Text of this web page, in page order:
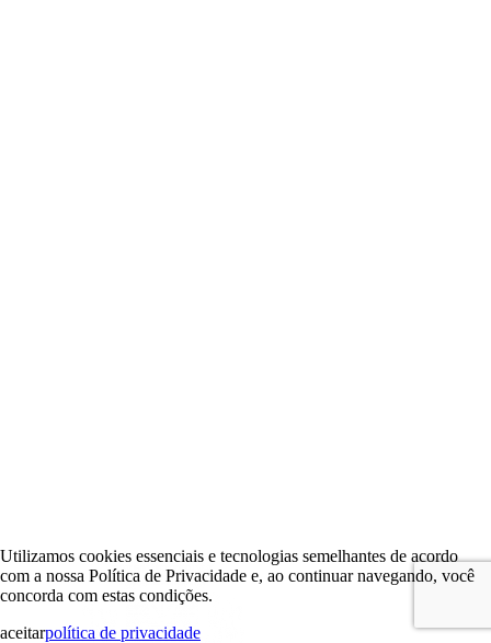
Utilizamos cookies essenciais e tecnologias semelhantes de acordo
com a nossa Política de Privacidade e, ao continuar navegando, você
concorda com estas condições.
aceitarpolítica de privacidade